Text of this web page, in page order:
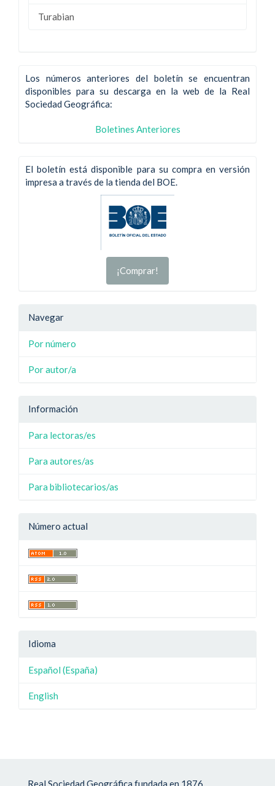
Turabian
Los números anteriores del boletín se encuentran
disponibles para su descarga en la web de la Real
Sociedad Geográfica:
Boletines Anteriores
El boletín está disponible para su compra en versión
impresa a través de la tienda del BOE.
¡Comprar!
Navegar
Por número
Por autor/a
Información
Para lectoras/es
Para autores/as
Para bibliotecarios/as
Número actual
Idioma
Español (España)
English
Real Sociedad Geográfica fundada en 1876